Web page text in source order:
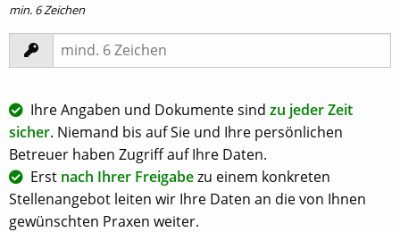
min. 6 Zeichen
Ihre Angaben und Dokumente sind zu jeder Zeit
sicher. Niemand bis auf Sie und Ihre persönlichen
Betreuer haben Zugriff auf Ihre Daten.
Erst nach Ihrer Freigabezu einem konkreten
Stellenangebot leiten wir Ihre Daten an die von Ihnen
gewünschten Praxen weiter.